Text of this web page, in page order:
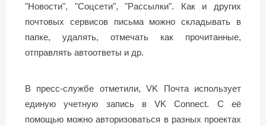
"Новости", "Соцсети", "Рассылки". Как и других
почтовых сервисов письма можно складывать в
папке, удалять, отмечать как прочитанные,
отправлять автоответы и др.
В пресс-службе отметили, VK Почта использует
единую учетную запись в VK Connect. С её
помощью можно авторизоваться в разных проектах